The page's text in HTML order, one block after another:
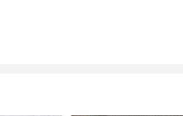
nhắn tin zalo tới Bộ